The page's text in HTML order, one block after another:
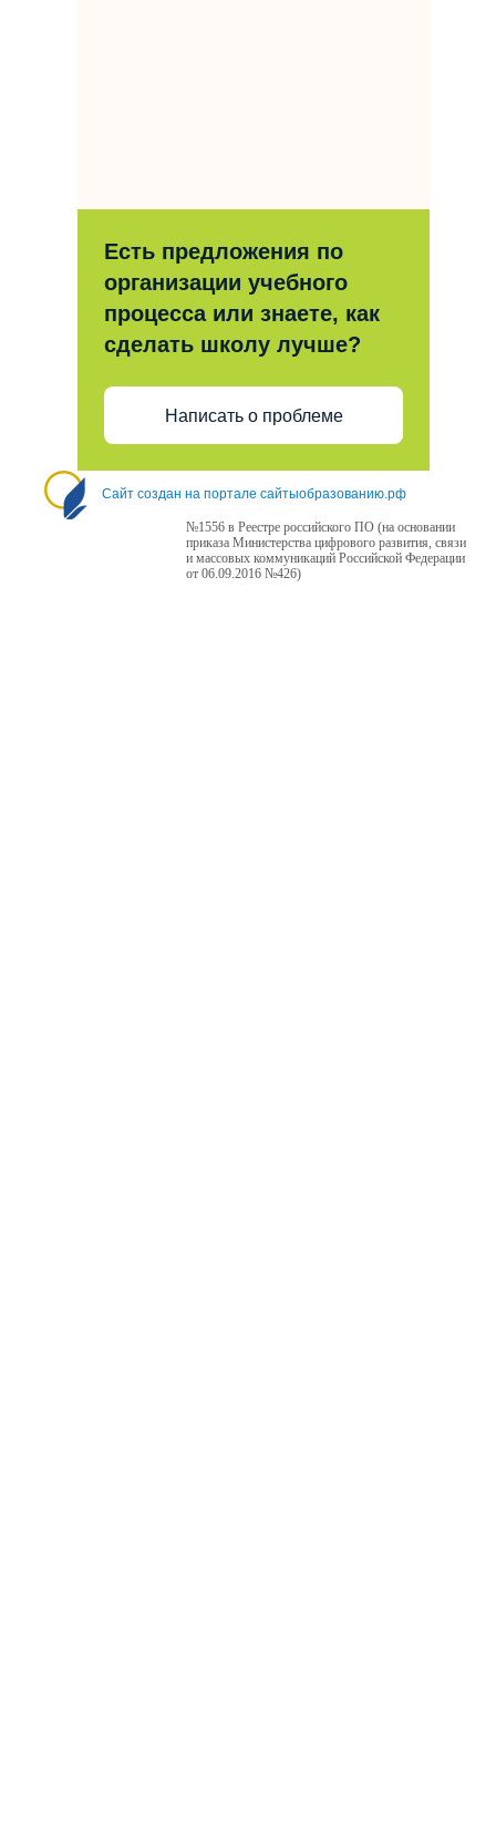
Есть предложения по
организации учебного
процесса или знаете, как
сделать школу лучше?
Написать о проблеме
Сайт создан на портале сайтыобразованию.рф
№1556 в Реестре российского ПО (на основании
приказа Министерства цифрового развития, связи
и массовых коммуникаций Российской Федерации
от 06.09.2016 №426)